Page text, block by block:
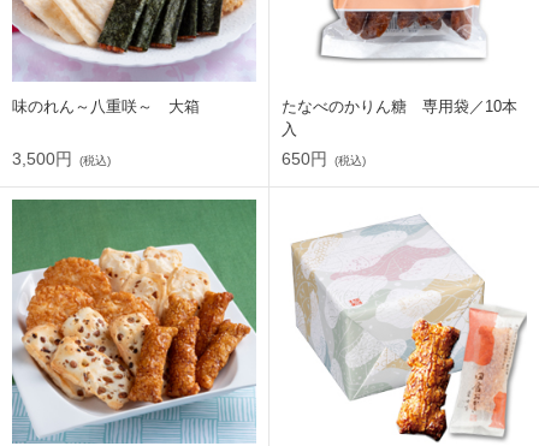
味のれん～八重咲～ 大箱
3,500円 (税込)
たなべのかりん糖 専用袋／10本
入
650円 (税込)